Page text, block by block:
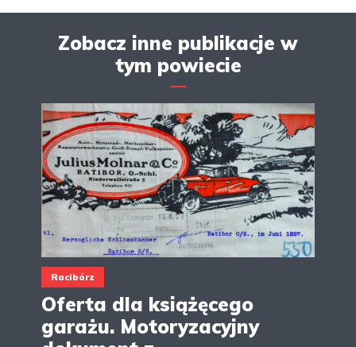
Zobacz inne publikacje w
tym powiecie
Racibórz
Oferta dla książęcego
garażu. Motoryzacyjny